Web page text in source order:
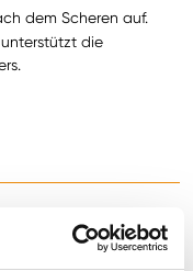
dem Scheren auf.
die